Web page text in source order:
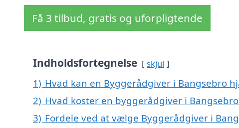
Få 3 tilbud, gratis og uforpligtende
Indholdsfortegnelse skjul
1) Hvad kan en Byggerådgiver i Bangsebro
2) Hvad koster en byggerådgiver i
3) Fordele ved at vælge Byggerådgiver i